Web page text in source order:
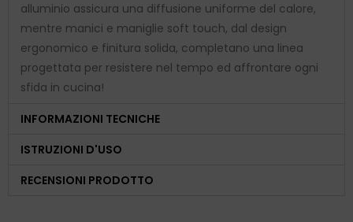
alluminio assicura una diffusione uniforme del calore,
mentre manici e maniglie soft touch, dal design
ergonomico e finitura solida, completano una linea
progettata per resistere nel tempo ed affrontare ogni
sfida in cucina!
INFORMAZIONI TECNICHE
ISTRUZIONI D'USO
RECENSIONI PRODOTTO